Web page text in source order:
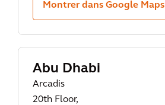
Montrer dans Google Maps
Abu Dhabi
Arcadis
20th Floor,